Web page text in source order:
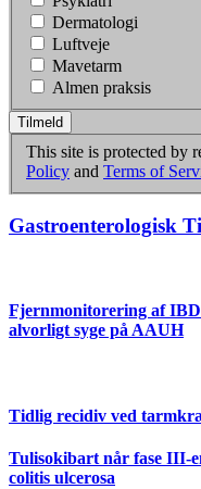
Dermatologi
Luftveje
Mavetarm
Almen praksis
Tilmeld
This site is protected by
Policy and Terms of
Gastroenterologisk
Fjernmonitorering af
alvorligt syge på AAUH
Tidlig recidiv ved
Tulisokibart når fase III-
colitis ulcerosa